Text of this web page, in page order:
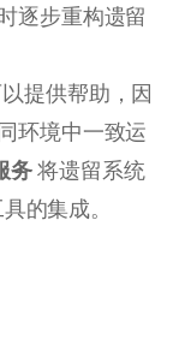
逐步重构遗留
提供帮助，因
环境中一致运
务将遗留系统
的集成。